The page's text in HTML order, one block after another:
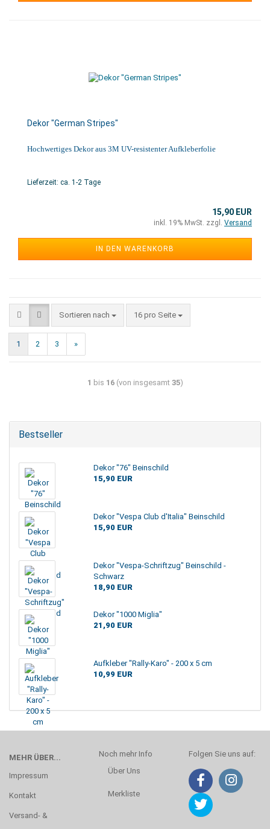
Dekor "German Stripes"
Hochwertiges Dekor aus 3M UV-resistenter Aufkleberfolie
Lieferzeit: ca. 1-2 Tage
15,90 EUR
inkl. 19% MwSt. zzgl. Versand
IN DEN WARENKORB
Sortieren nach 16 pro Seite
1 2 3 »
1 bis 16(von insgesamt 35)
Bestseller
Dekor "76" Beinschild
15,90 EUR
Dekor "Vespa Club d'Italia" Beinschild
15,90 EUR
Dekor "Vespa-Schriftzug" Beinschild -
Schwarz
18,90 EUR
Dekor "1000 Miglia"
21,90 EUR
Aufkleber "Rally-Karo" - 200 x 5 cm
10,99 EUR
MEHR ÜBER...
Impressum
Kontakt
Versand- &
Noch mehr Info
Über Uns
Merkliste
Folgen Sie uns auf: